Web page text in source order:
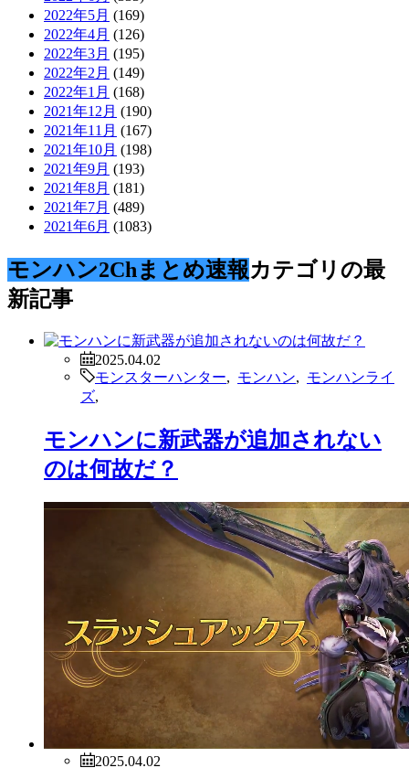
2022年5月 (169)
2022年4月 (126)
2022年3月 (195)
2022年2月 (149)
2022年1月 (168)
2021年12月 (190)
2021年11月 (167)
2021年10月 (198)
2021年9月 (193)
2021年8月 (181)
2021年7月 (489)
2021年6月 (1083)
モンハン2Chまとめ速報カテゴリの最
新記事
2025.04.02
モンスターハンター
モンハン
モンハンライ
ズ
モンハンに新武器が追加されない
のは何故だ？
2025.04.02